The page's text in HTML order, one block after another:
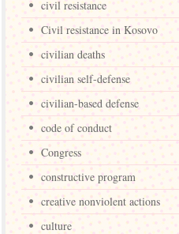
civil resistance
Civil resistance in Kosovo
civilian deaths
civilian self-defense
civilian-based defense
code of conduct
Congress
constructive program
creative nonviolent actions
culture